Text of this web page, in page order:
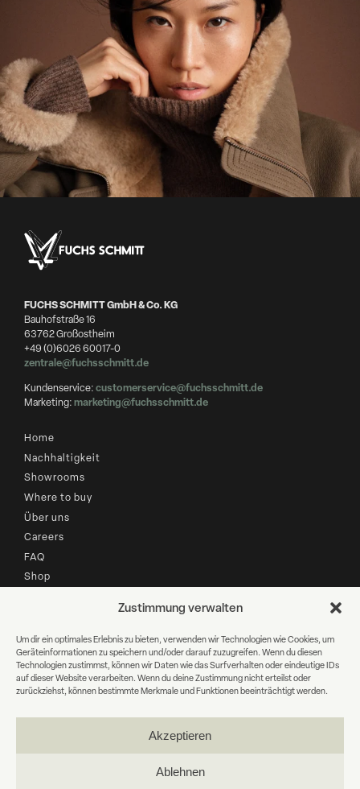
Zustimmung verwalten
Um dir ein optimales Erlebnis zu bieten, verwenden wir Technologien wie Cookies, um
Geräteinformationen zu speichern und/oder darauf zuzugreifen. Wenn du diesen
Technologien zustimmst, können wir Daten wie das Surfverhalten oder eindeutige IDs
auf dieser Website verarbeiten. Wenn du deine Zustimmung nicht erteilst oder
zurückziehst, können bestimmte Merkmale und Funktionen beeinträchtigt werden.
Akzeptieren
Ablehnen
FUCHS SCHMITT GmbH & Co. KG
Bauhofstraße 16
63762 Großostheim
+49 (0)6026 60017-0
zentrale@fuchsschmitt.de
Kundenservice:customerservice@fuchsschmitt.de
Marketing:marketing@fuchsschmitt.de
Home
Nachhaltigkeit
Showrooms
Where to buy
Über uns
Careers
FAQ
Shop
Newsletter Anmeldung
E-
Mail